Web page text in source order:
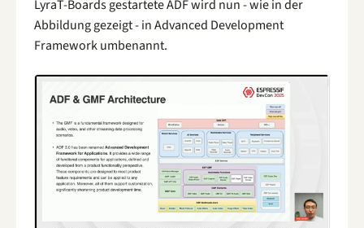
LyraT-Boards gestartete ADF wird nun - wie in der
Abbildung gezeigt - in Advanced Development
Framework umbenannt.